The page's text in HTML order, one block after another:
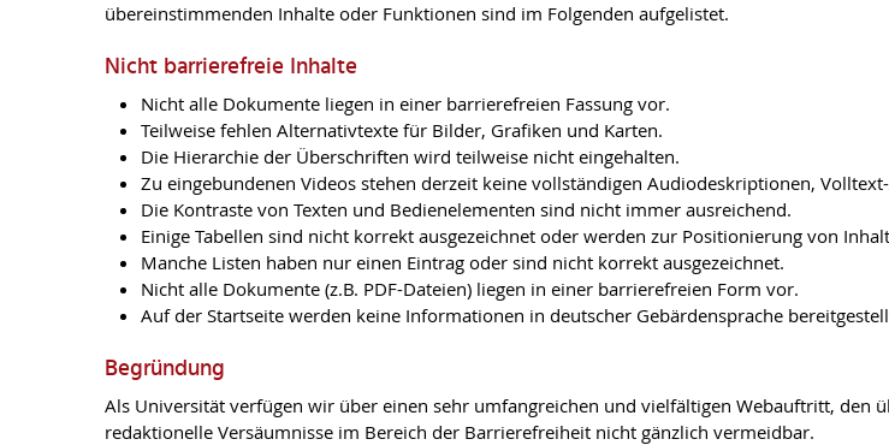
übereinstimmenden Inhalte oder Funktionen sind im Folgenden aufgelistet.
Nicht barrierefreie Inhalte
Nicht alle Dokumente liegen in einer barrierefreien Fassung vor.
Teilweise fehlen Alternativtexte für Bilder, Grafiken und Karten.
Die Hierarchie der Überschriften wird teilweise nicht eingehalten.
Zu eingebundenen Videos stehen derzeit keine vollständigen Audiodeskriptionen,
Die Kontraste von Texten und Bedienelementen sind nicht immer ausreichend.
Einige Tabellen sind nicht korrekt ausgezeichnet oder werden zur Positionierung von
Manche Listen haben nur einen Eintrag oder sind nicht korrekt ausgezeichnet.
Nicht alle Dokumente (z.B. PDF-Dateien) liegen in einer barrierefreien Form vor.
Auf der Startseite werden keine Informationen in deutscher Gebärdensprache
Begründung
Als Universität verfügen wir über einen sehr umfangreichen und vielfältigen Webauftritt, den
redaktionelle Versäumnisse im Bereich der Barrierefreiheit nicht gänzlich vermeidbar.